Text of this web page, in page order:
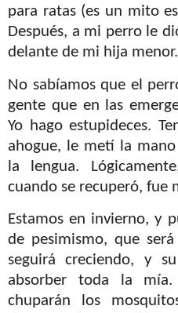
para ratas (es un mito
Después, a mi perro le
delante de mi hija menor.
No sabíamos que el
gente que en las
Yo hago estupideces.
ahogue, le metí la
la lengua.
cuando se recuperó, fue
Estamos en invierno, y
de pesimismo, que
seguirá creciendo, y
absorber toda la
chuparán los